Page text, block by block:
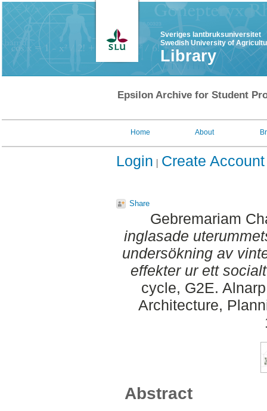
Sveriges lantbruksuniversitet
Swedish University of
Library
Epsilon Archive for Student
Home About
Login Create Account
Share
Gebremariam
inglasade
undersökning av
effekter ur ett
cycle, G2E.
Architecture,
Abstract